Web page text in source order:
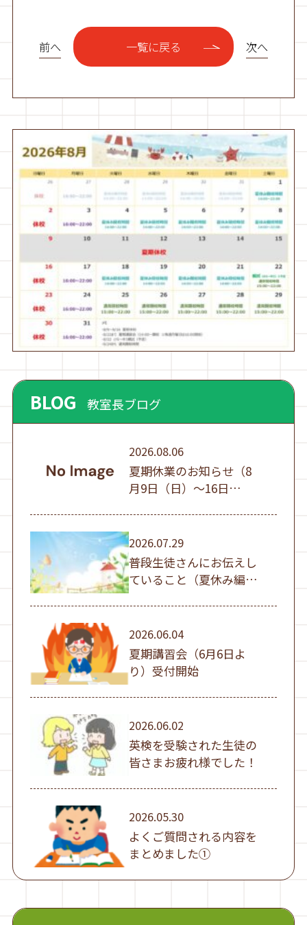
前へ 一覧に戻る 次へ
BLOG 教室長ブログ
2026.08.06
夏期休業のお知らせ（8
月9日（日）～16日
2026.07.29
普段生徒さんにお伝えし
ていること（夏休み編
①）
2026.06.04
夏期講習会（6月6日よ
り）受付開始
2026.06.02
英検を受験された生徒の
皆さまお疲れ様でした！
2026.05.30
よくご質問される内容を
まとめました①